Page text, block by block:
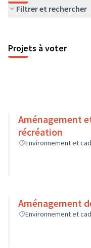
Filtrer et rechercher
Projets à voter
Aménagement
récréation
Environnement et
Environnement et